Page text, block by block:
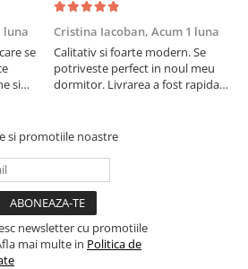
luna
se
si
Cristina Iacoban, Acum 1 luna
Calitativ si foarte modern. Se
potriveste perfect in noul meu
dormitor. Livrarea a fost rapida
si promotiile noastre
newsletter cu promotiile
mai multe in Politica de